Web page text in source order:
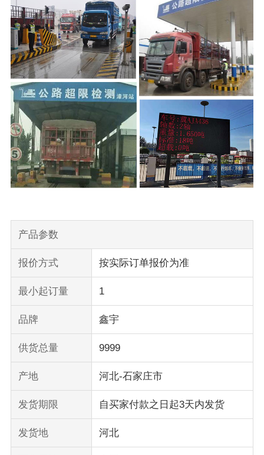
产品参数
报价方式 按实际订单报价为准
最小起订量 1
品牌 鑫宇
供货总量 9999
产地 河北-石家庄市
发货期限 自买家付款之日起3天内发货
发货地 河北